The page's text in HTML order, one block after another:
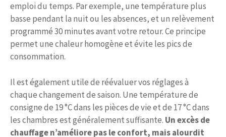
emploi du temps. Par exemple, une température plus
basse pendant la nuit ou les absences, et un relèvement
programmé 30 minutes avant votre retour. Ce principe
permet une chaleur homogène et évite les pics de
consommation.
Il est également utile de réévaluer vos réglages à
chaque changement de saison. Une température de
consigne de 19 °C dans les pièces de vie et de 17 °C dans
les chambres est généralement suffisante. Un excès de
chauffage n’améliore pas le confort, mais alourdit